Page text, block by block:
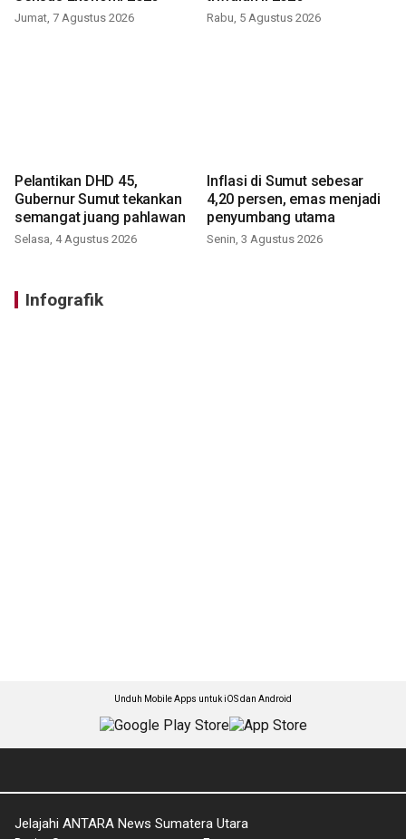
Jumat, 7 Agustus 2026 Rabu, 5 Agustus 2026
Pelantikan DHD 45,
Gubernur Sumut tekankan
semangat juang pahlawan
Selasa, 4 Agustus 2026
Inflasi di Sumut sebesar
4,20 persen, emas menjadi
penyumbang utama
Senin, 3 Agustus 2026
Infografik
Unduh Mobile Apps untuk iOS dan Android
Jelajahi ANTARA News Sumatera Utara